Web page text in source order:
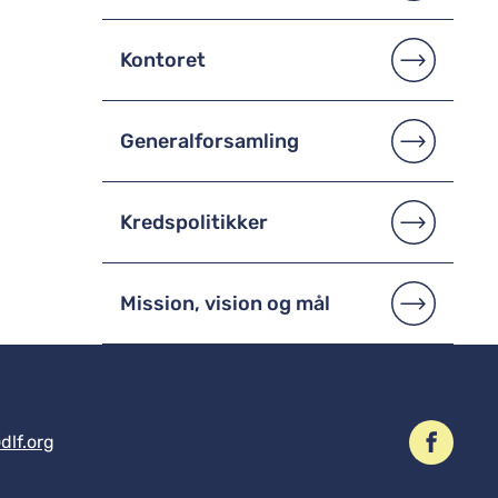
Kontoret
Generalforsamling
Kredspolitikker
Mission, vision og mål